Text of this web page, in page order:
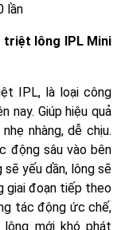
lần
triệt lông IPL Mini
IPL, là loại công
nay. Giúp hiệu quả
nhàng, dễ chịu.
động sâu vào bên
yếu dần, lông sẽ
giai đoạn tiếp theo
tác động ức chế,
mới khó phát